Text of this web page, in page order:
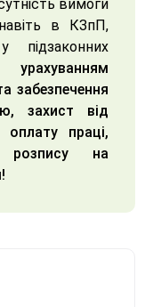
вимоги
в КЗпП,
підзаконних
забезпечення
захист від
оплату праці,
розпису на